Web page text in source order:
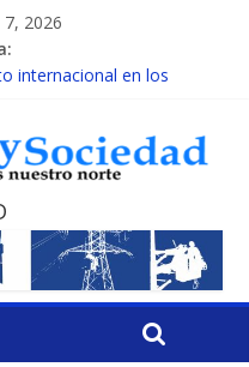
2026
internacional en los
de la lucha contra el
rehabilitación de
Nacional por la